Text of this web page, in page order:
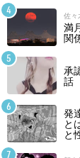
佐々
満
関
承
話
発
と
と